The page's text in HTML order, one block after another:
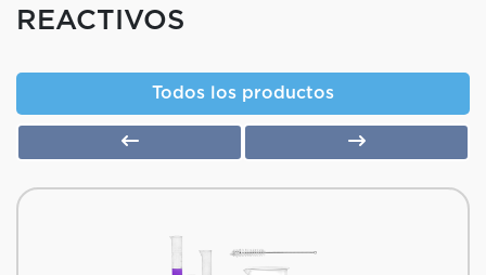
REACTIVOS
Todos los productos